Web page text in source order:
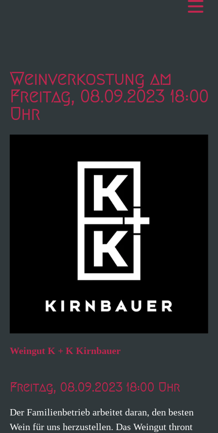
Weinverkostung am
Freitag, 08.09.2023 18:00
Uhr
Weingut K + K Kirnbauer
Freitag, 08.09.2023 18:00 Uhr
Der Familienbetrieb arbeitet daran, den besten
Wein für uns herzustellen. Das Weingut thront